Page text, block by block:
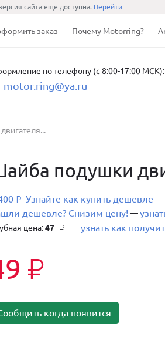
сайта еще доступна. Перейти
заказ Почему Motorring?
по телефону (с 8:00-17:00 МСК):
motor.ring@ya.ru
подушки
₽ Узнайте как купить дешевле
дешевле? Снизим цену! —
цена:47 ₽ —узнать как
₽
когда появится